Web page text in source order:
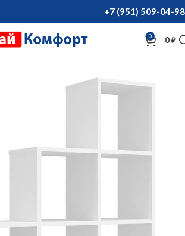
+7 (951) 509-04-98
0 0₽